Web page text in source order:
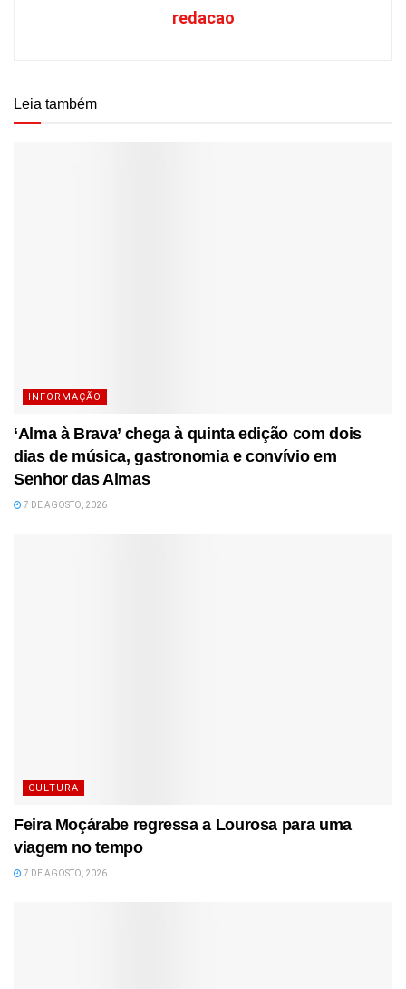
redacao
Leia também
INFORMAÇÃO
‘Alma à Brava’ chega à quinta edição com dois
dias de música, gastronomia e convívio em
Senhor das Almas
7 DE AGOSTO, 2026
CULTURA
Feira Moçárabe regressa a Lourosa para uma
viagem no tempo
7 DE AGOSTO, 2026